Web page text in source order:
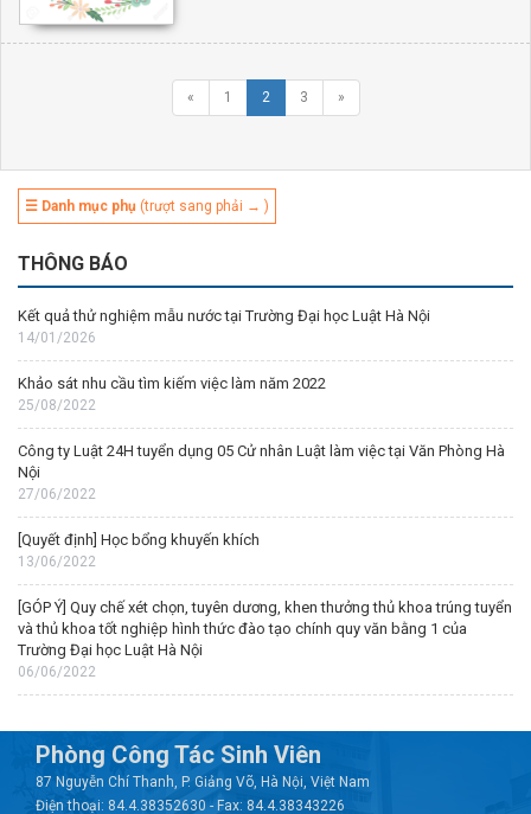
« 1 2 3 »
☰ Danh mục phụ (trượt sang phải → )
THÔNG BÁO
Kết quả thử nghiệm mẫu nước tại Trường Đại học Luật Hà Nội
14/01/2026
Khảo sát nhu cầu tìm kiếm việc làm năm 2022
25/08/2022
Công ty Luật 24H tuyển dụng 05 Cử nhân Luật làm việc tại Văn Phòng Hà
Nội
27/06/2022
[Quyết định] Học bổng khuyến khích
13/06/2022
[GÓP Ý] Quy chế xét chọn, tuyên dương, khen thưởng thủ khoa trúng tuyển
và thủ khoa tốt nghiệp hình thức đào tạo chính quy văn bằng 1 của
Trường Đại học Luật Hà Nội
06/06/2022
Phòng Công Tác Sinh Viên
87 Nguyễn Chí Thanh, P. Giảng Võ, Hà Nội, Việt Nam
Điện thoại: 84.4.38352630 - Fax: 84.4.38343226